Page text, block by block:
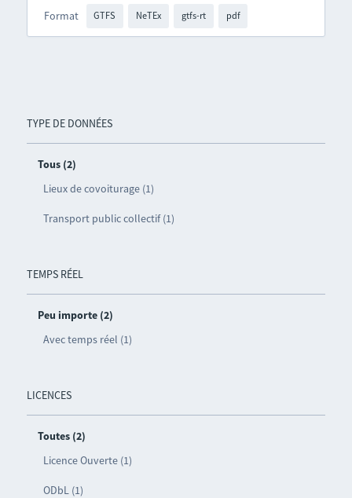
TYPE DE DONNÉES
Tous (2)
Lieux de covoiturage (1)
Transport public collectif (1)
TEMPS RÉEL
Peu importe (2)
Avec temps réel (1)
LICENCES
Toutes (2)
Licence Ouverte (1)
ODbL (1)
Format GTFS NeTEx gtfs-rt pdf